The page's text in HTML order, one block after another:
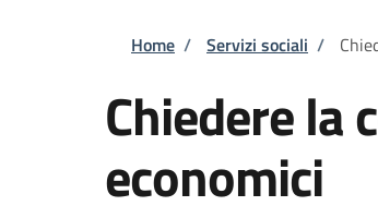
Briciole di
Home / Servizi sociali /
Chiedere la
economici